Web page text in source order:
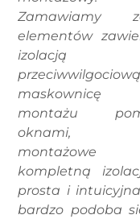
Zamawiamy
elementów
izolacją
montażu
oknami,
montażowe
kompletną
prosta i
bardzo podoba